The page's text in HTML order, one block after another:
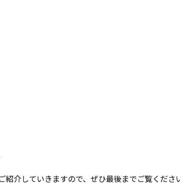
介していきますので、ぜひ最後までご覧くださ